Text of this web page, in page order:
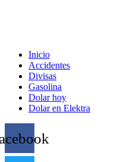
Inicio
Accidentes
Divisas
Gasolina
Dolar hoy
Dolar en Elektra